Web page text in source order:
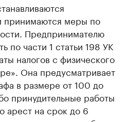
принимаются меры по
Предпринимателю
по части 1 статьи 198 УК
налогов с физического
Она предусматривает
в размере от 100 до
принудительные работы
арест на срок до 6